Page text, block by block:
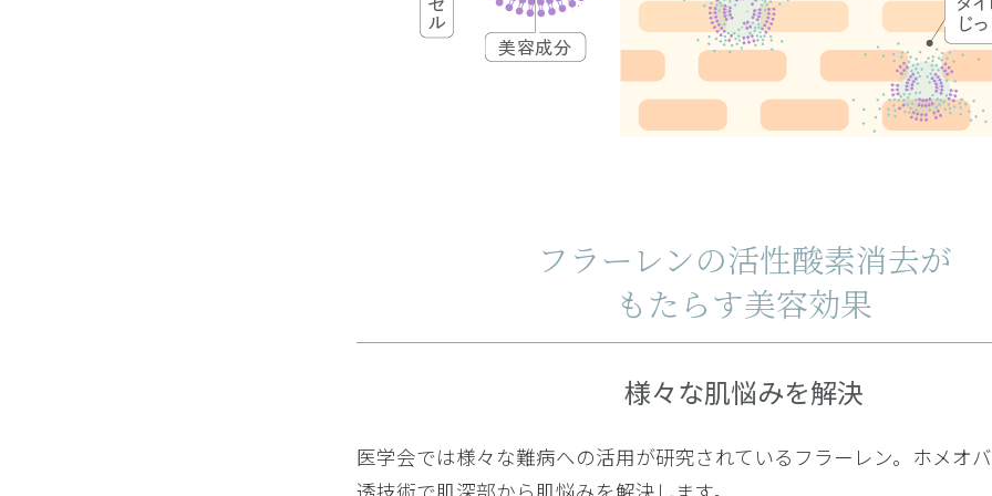
使い初めて半年です。ローション、エッセンス、クリームの三点を使ってます。香りもさっぱりして
も軽い使用感で、こってり好きな私としては少し物足りなく思うのですが、使いやすく、こってりし
満足度：
フラーレンの活性酸素消去が
もたらす美容効果
様々な肌悩みを解決
医学会では様々な難病への活用が研究されているフラーレン。ホメオ